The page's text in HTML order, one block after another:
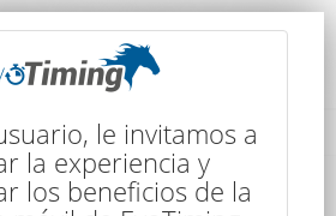
Competidor
le invitamos a
la experiencia y
los beneficios de la